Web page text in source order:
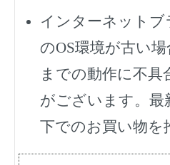
インターネット
のOS環境が古い
までの動作に不具
がございます。最
下でのお買い物を